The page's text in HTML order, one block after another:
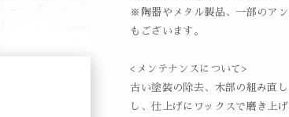
※陶器やメタル製品、一部のア
もございます。
<メンテナンスについて>
古い塗装の除去、木部の組み直
し、仕上げにワックスで磨き上げ